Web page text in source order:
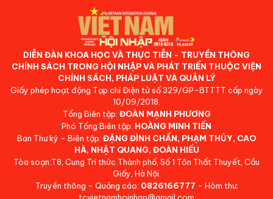
DIỄN ĐÀN KHOA HỌC VÀ THỰC TIỄN - TRUYỀN THÔNG
CHÍNH SÁCH TRONG HỘI NHẬP VÀ PHÁT TRIỂN THUỘC VIỆN
CHÍNH SÁCH, PHÁP LUẬT VÀ QUẢN LÝ
Giấy phép hoạt động Tạp chí Điện tử số 329/GP-BTTTT cấp ngày
10/09/2018.
Tổng Biên tập: ĐOÀN MẠNH PHƯƠNG
Phó Tổng Biên tập: HOÀNG MINH TIẾN
Ban Thư ký - Biên tập: ĐẶNG ĐÌNH CHẤN, PHẠM THỦY, CAO
HÀ, NHẬT QUANG, ĐOÀN HIẾU
Tòa soạn:T8, Cung Trí thức Thành phố, Số 1 Tôn Thất Thuyết, Cầu
Giấy, Hà Nội.
Truyền thông - Quảng cáo: 0826166777 - Hòm thư:
tcvietnamhoinhap@gmail.com